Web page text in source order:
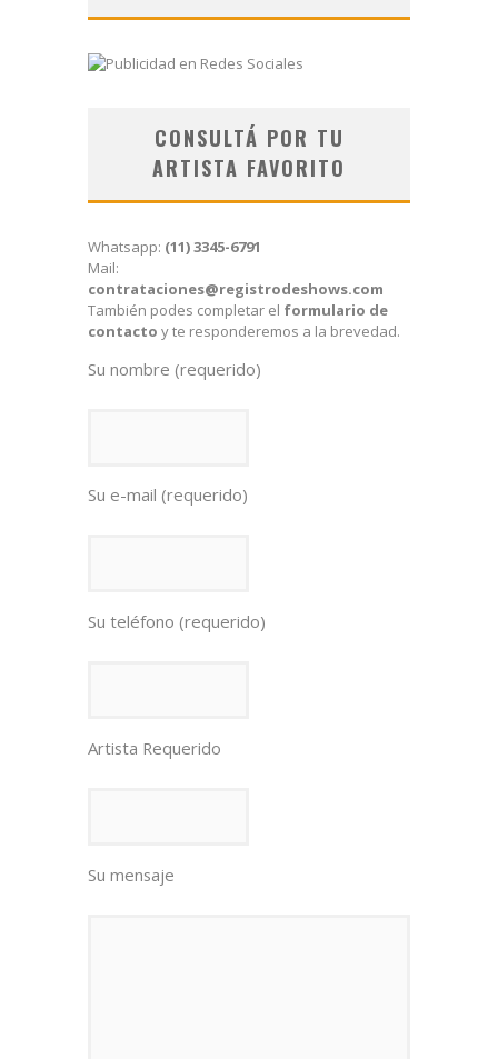
CONSULTÁ POR TU
ARTISTA FAVORITO
Whatsapp: (11) 3345-6791
Mail:
contrataciones@registrodeshows.com
También podes completar el formulario de
contacto y te responderemos a la brevedad.
Su nombre (requerido)
Su e-mail (requerido)
Su teléfono (requerido)
Artista Requerido
Su mensaje